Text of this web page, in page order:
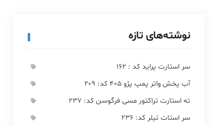
نوشته‌های تازه
سر استارت پراید کد : 162
آب پخش واتر پمپ پژو 405 کد: 209
ته استارت تراکتور مسی فرگوسن کد: 237
سر استات تیلر کد: 236